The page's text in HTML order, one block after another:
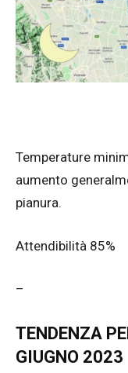
Temperature
aumento
pianura.
Attendibilità 85%
–
TENDENZA
GIUGNO 2023